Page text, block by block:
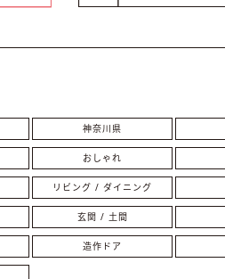
神奈川県
おしゃれ
リビング / ダイニング
玄関 / 土間
造作ドア